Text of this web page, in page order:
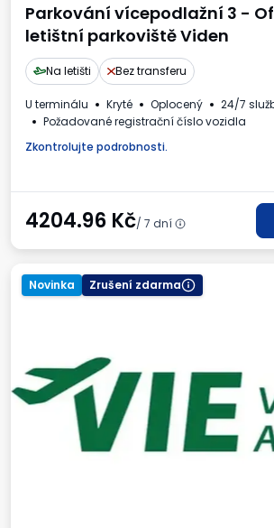
Parkování vícepodlažní 3 -
letištní parkoviště Viden
Na letišti Bez transferu
U terminálu Kryté Oplocený 24/7
Požadované registrační číslo vozidla
Zkontrolujte podrobnosti.
4204.96 Kč/ 7 dní
Novinka Zrušení zdarma